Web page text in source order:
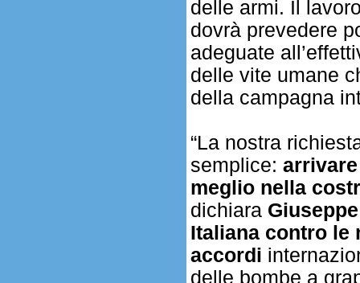
delle armi. Il
dovrà prevedere
adeguate
delle vite umane
della campagna
“La nostra
semplice:
meglio nella
dichiara
Italiana contro le
accordi
delle bombe a